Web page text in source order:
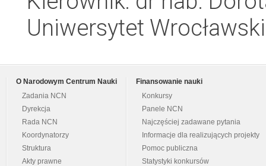
Uniwersytet
O Narodowym Centrum Nauki
Zadania NCN
Dyrekcja
Rada NCN
Koordynatorzy
Struktura
Akty prawne
Finansowanie nauki
Konkursy
Panele NCN
Najczęściej zadawane pytania
Informacje dla realizujących projekty
Pomoc publiczna
Statystyki konkursów